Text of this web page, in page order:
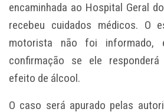
encaminhada ao Hospital Geral
recebeu cuidados médicos. O
motorista não foi informado,
confirmação se ele
efeito de álcool.
O caso será apurado pelas